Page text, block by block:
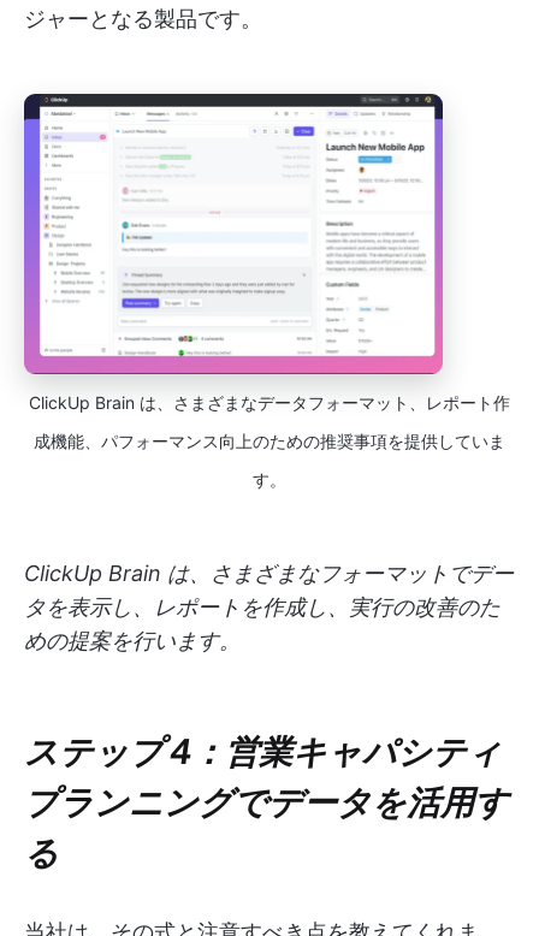
ジャーとなる製品です。
ClickUp Brain は、さまざまなデータフォーマット、レポート作
成機能、パフォーマンス向上のための推奨事項を提供していま
す。
ClickUp Brain は、さまざまなフォーマットでデー
タを表示し、レポートを作成し、実行の改善のた
めの提案を行います。
ステップ 4：営業キャパシティ
プランニングでデータを活用す
る